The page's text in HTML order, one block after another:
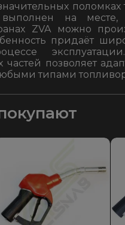
поломках
на
ZVA можно
придаёт
частей позволяет
типами